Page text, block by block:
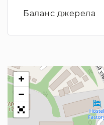
Баланс джерела
+
−